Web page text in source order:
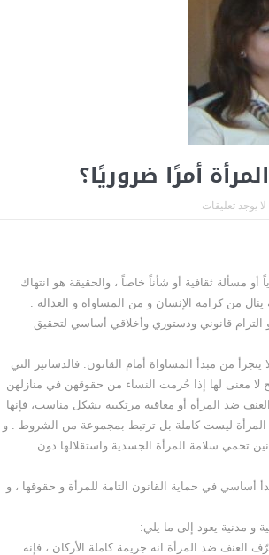
أمرًا ضروريًا؟
لا يوجد تعليقات
أو مسألة ثقافية أو شأناً خاصاً ، والحقيقة هو انتهاك
من كرامة الإنسان و من المساواة و العدالة .
قانوني ودستوري وأخلاقي أساسي لتحقيق
من مبدأ المساواة أمام القانون. فالدساتير التي
لا معنى لها إذا حُرمت النساء من حقوقهن في منازلهن
ضد المرأة أو معاقبة مرتكبيه بشكل مناسب، فإنها
المرأة ليست كاملة بل ترتبط بمجموعة من الشروط . و
تحمي سلامة المرأة الجسدية واستقلالها دون
أساسي في حماية القانون التامة للمرأة و حقوقها ، و
و مدنية يعود إلى ما يلي:
العنف ضد المرأة انه جريمة كاملة الأركان ، فإنه